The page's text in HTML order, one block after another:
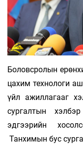
Боловсролын
цахим технологи
үйл ажиллагааг
сургалтын
эдгээрийн
Танхимын бус